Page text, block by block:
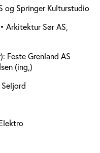
og Springer Kulturstudio
Arkitektur Sør AS,
Feste Grenland AS
(ing,)